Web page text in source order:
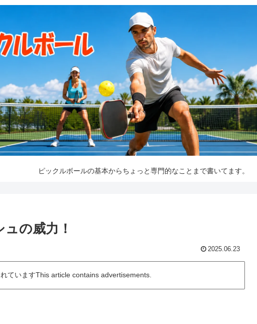
ピックルボールの基本からちょっと専門的なことまで書いてます。
の威力！
2025.06.23
ていますThis article contains advertisements.